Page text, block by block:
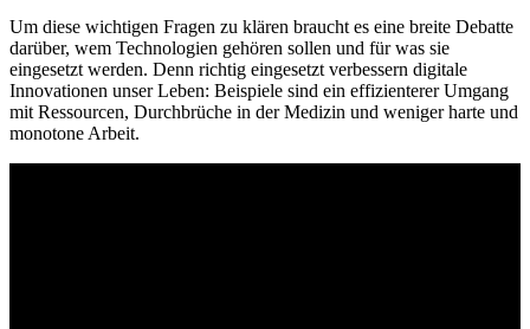
Um diese wichtigen Fragen zu klären braucht es eine breite Debatte
darüber, wem Technologien gehören sollen und für was sie
eingesetzt werden. Denn richtig eingesetzt verbessern digitale
Innovationen unser Leben: Beispiele sind ein effizienterer Umgang
mit Ressourcen, Durchbrüche in der Medizin und weniger harte und
monotone Arbeit.